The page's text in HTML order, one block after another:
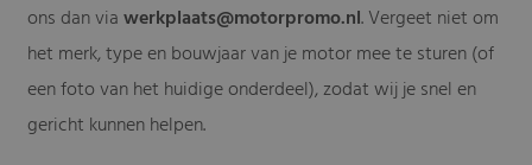
ons dan viawerkplaats@motorpromo.nl. Vergeet niet om
het merk, type en bouwjaar van je motor mee te sturen (of
een foto van het huidige onderdeel), zodat wij je snel en
gericht kunnen helpen.